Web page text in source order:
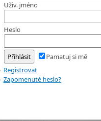
Uživ. jméno
Heslo
Pamatuj si mě
Registrovat
Zapomenuté heslo?